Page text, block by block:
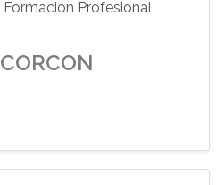
Profesional